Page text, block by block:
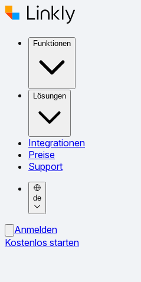
Funktionen
Lösungen
Integrationen
Preise
Support
de
Anmelden
Kostenlos starten